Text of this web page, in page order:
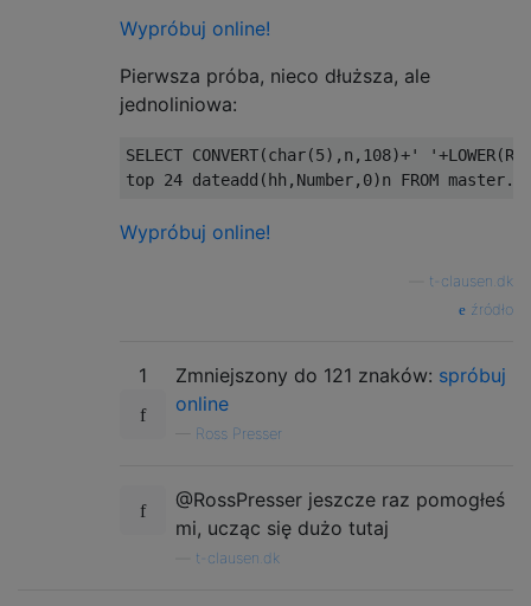
Wypróbuj online!
Pierwsza próba, nieco dłuższa, ale
jednoliniowa:
SELECT CONVERT(char(5),n,108)+'
Wypróbuj online!
t-clausen.dk
źródło
1 Zmniejszony do 121 znaków: spróbuj
online
Ross Presser
@RossPresser jeszcze raz pomogłeś
mi, ucząc się dużo tutaj
t-clausen.dk